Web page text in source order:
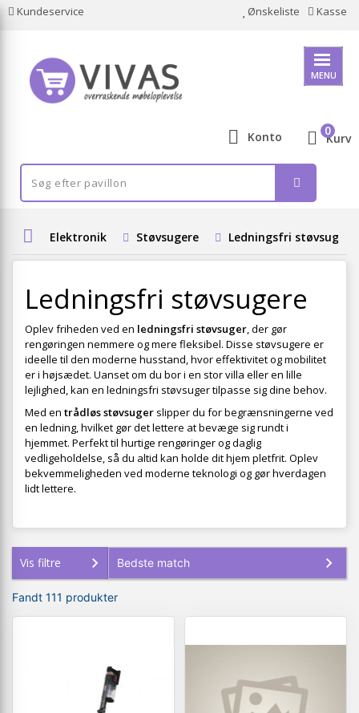
Kundeservice Ønskeliste Kasse
MENU
Konto Kurv
0
Elektronik Støvsugere Ledningsfri støvsugere
Ledningsfri støvsugere
Oplev friheden ved en ledningsfri støvsuger, der gør
rengøringen nemmere og mere fleksibel. Disse støvsugere er
ideelle til den moderne husstand, hvor effektivitet og mobilitet
er i højsædet. Uanset om du bor i en stor villa eller en lille
lejlighed, kan en ledningsfri støvsuger tilpasse sig dine behov.
Med en trådløs støvsuger slipper du for begrænsningerne ved
en ledning, hvilket gør det lettere at bevæge sig rundt i
hjemmet. Perfekt til hurtige rengøringer og daglig
vedligeholdelse, så du altid kan holde dit hjem pletfrit. Oplev
bekvemmeligheden ved moderne teknologi og gør hverdagen
lidt lettere.
Vis filtre
Fandt 111 produkter